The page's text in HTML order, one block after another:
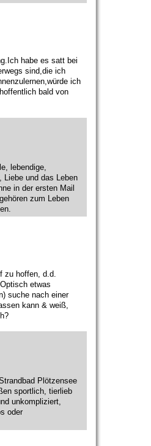
habe es satt bei
sind,die ich
ich
bald von
lebendige,
und das Leben
in der ersten Mail
zum Leben
zu hoffen, d.d.
etwas
suche nach einer
kann & weiß,
Plötzensee
sportlich, tierlieb
unkompliziert,
oder